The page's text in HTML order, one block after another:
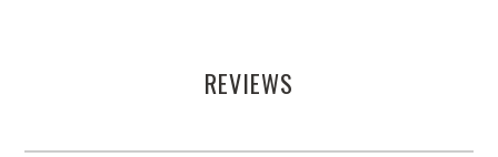
REVIEWS